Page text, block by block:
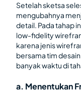
Setelah sketsa
mengubahnya
detail. Pada tahap
low-fidelity
karena jenis
bersama tim
banyak waktu di
a. Menentukan